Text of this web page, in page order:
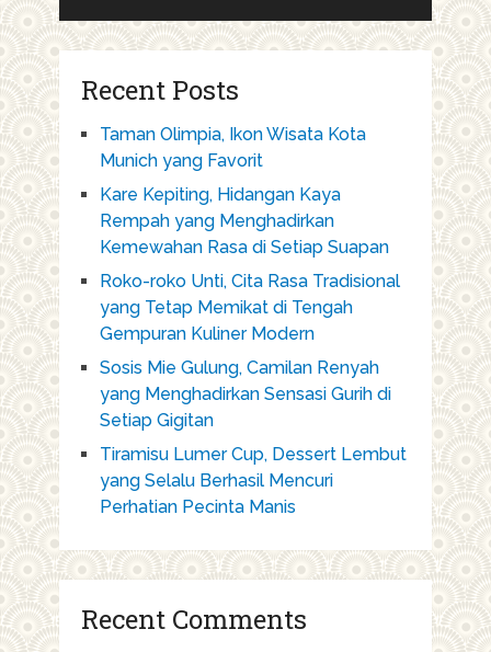
Recent Posts
Taman Olimpia, Ikon Wisata Kota
Munich yang Favorit
Kare Kepiting, Hidangan Kaya
Rempah yang Menghadirkan
Kemewahan Rasa di Setiap Suapan
Roko-roko Unti, Cita Rasa Tradisional
yang Tetap Memikat di Tengah
Gempuran Kuliner Modern
Sosis Mie Gulung, Camilan Renyah
yang Menghadirkan Sensasi Gurih di
Setiap Gigitan
Tiramisu Lumer Cup, Dessert Lembut
yang Selalu Berhasil Mencuri
Perhatian Pecinta Manis
Recent Comments